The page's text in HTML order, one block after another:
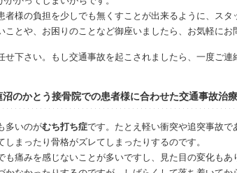
者様の負担を少しでも無くすことが出来るように、スタ
ことや、お困りのことなど御座いましたら、お気軽にお
せ下さい。もし交通事故を起こされましたら、一度ご連
のかとう接骨院での患者様に合わせた交通事故治療
多いのがむち打ち症です。たとえ軽い衝突や追突事故で
しまったり骨格がズレてしまったりするのです。
も痛みを感じないことが多いですし、見た目の変化も